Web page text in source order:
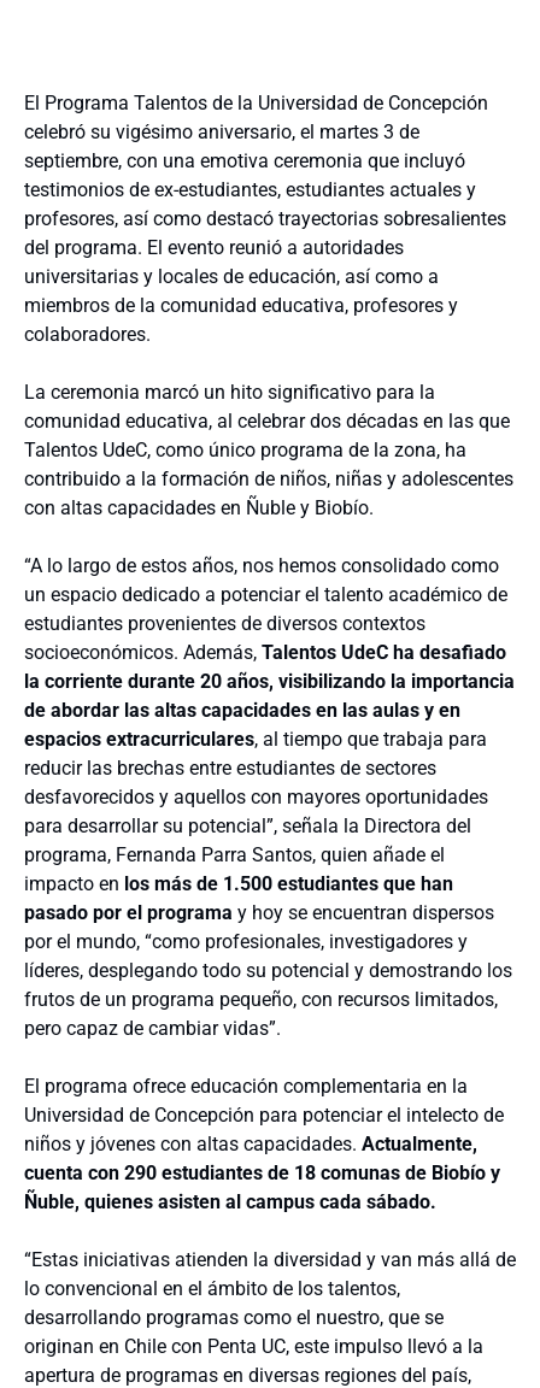
El Programa Talentos de la Universidad de Concepción
celebró su vigésimo aniversario, el martes 3 de
septiembre, con una emotiva ceremonia que incluyó
testimonios de ex-estudiantes, estudiantes actuales y
profesores, así como destacó trayectorias sobresalientes
del programa. El evento reunió a autoridades
universitarias y locales de educación, así como a
miembros de la comunidad educativa, profesores y
colaboradores.
La ceremonia marcó un hito significativo para la
comunidad educativa, al celebrar dos décadas en las que
Talentos UdeC, como único programa de la zona, ha
contribuido a la formación de niños, niñas y adolescentes
con altas capacidades en Ñuble y Biobío.
“A lo largo de estos años, nos hemos consolidado como
un espacio dedicado a potenciar el talento académico de
estudiantes provenientes de diversos contextos
socioeconómicos. Además, Talentos UdeC ha desafiado
la corriente durante 20 años, visibilizando la importancia
de abordar las altas capacidades en las aulas y en
espacios extracurriculares, al tiempo que trabaja para
reducir las brechas entre estudiantes de sectores
desfavorecidos y aquellos con mayores oportunidades
para desarrollar su potencial”, señala la Directora del
programa, Fernanda Parra Santos, quien añade el
impacto en los más de 1.500 estudiantes que han
pasado por el programa y hoy se encuentran dispersos
por el mundo, “como profesionales, investigadores y
líderes, desplegando todo su potencial y demostrando los
frutos de un programa pequeño, con recursos limitados,
pero capaz de cambiar vidas”.
El programa ofrece educación complementaria en la
Universidad de Concepción para potenciar el intelecto de
niños y jóvenes con altas capacidades. Actualmente,
cuenta con 290 estudiantes de 18 comunas de Biobío y
Ñuble, quienes asisten al campus cada sábado.
“Estas iniciativas atienden la diversidad y van más allá de
lo convencional en el ámbito de los talentos,
desarrollando programas como el nuestro, que se
originan en Chile con Penta UC, este impulso llevó a la
apertura de programas en diversas regiones del país,